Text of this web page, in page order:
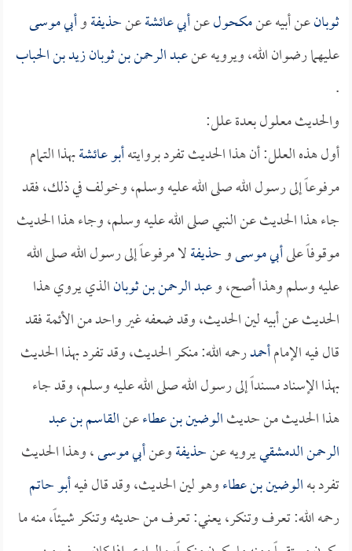
ثوبانعن أبيه عنمكحولعنأبي عائشةعنحذيفةوأبي موسى
عليهما رضوان الله، ويرويه عنعبد الرحمن بن ثوبانزيد بن الحباب
.
والحديث معلول بعدة علل:
أول هذه العلل: أن هذا الحديث تفرد بروايتهأبو عائشةبهذا التمام
مرفوعاً إلى رسول الله صلى الله عليه وسلم، وخولف في ذلك، فقد
جاء هذا الحديث عن النبي صلى الله عليه وسلم، وجاء هذا الحديث
موقوفاً علىأبي موسىوحذيفةلا مرفوعاً إلى رسول الله صلى الله
عليه وسلم وهذا أصح، وعبد الرحمن بن ثوبانالذي يروي هذا
الحديث عن أبيه لين الحديث، وقد ضعفه غير واحد من الأئمة فقد
قال فيه الإمامأحمدرحمه الله: منكر الحديث، وقد تفرد بهذا الحديث
بهذا الإسناد مسنداً إلى رسول الله صلى الله عليه وسلم، وقد جاء
هذا الحديث من حديثالوضين بن عطاءعنالقاسم بن عبد
الرحمن الدمشقييرويه عنحذيفةوعنأبي موسى، وهذا الحديث
تفرد بهالوضين بن عطاءوهو لين الحديث، وقد قال فيهأبو حاتم
رحمه الله: تعرف وتنكر، يعني: تعرف من حديثه وتنكر شيئاً، منه ما